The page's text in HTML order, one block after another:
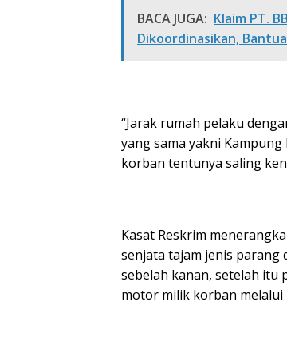
BACA JUGA: Klaim PT.
Dikoordinasikan,
“Jarak rumah pelaku
yang sama yakni
korban tentunya saling
Kasat Reskrim
senjata tajam jenis parang
sebelah kanan, setelah itu
motor milik korban melalui